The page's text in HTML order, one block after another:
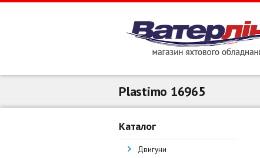
Plastimo 16965
Каталог
Двигуни